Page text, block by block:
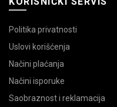
Politika privatnosti
Uslovi korišćenja
Načini plaćanja
Načini isporuke
Saobraznost i reklamacija